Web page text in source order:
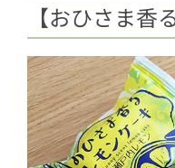
【おひさま香